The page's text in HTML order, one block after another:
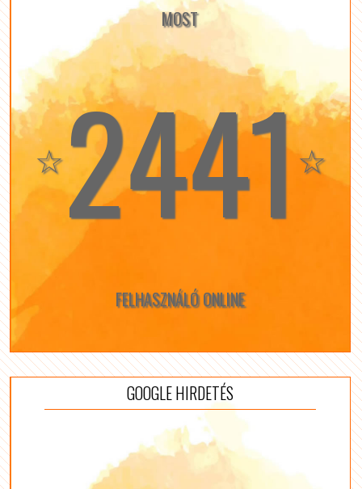
MOST
☆2441☆
FELHASZNÁLÓ ONLINE
GOOGLE HIRDETÉS